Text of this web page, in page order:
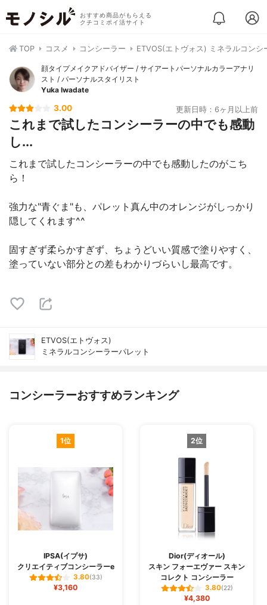
おすすめ商品がもらえる
クチコミポイ活サイト
TOP コスメ コンシーラー ETVOS(エトヴォス) ミネラルコンシ
顔タイプメイクアドバイザー / サイアートパーソナルカラーアナリ
スト / パーソナルスタイリスト
Yuka Iwadate
3.00 更新日時：6ヶ月以上前
これまで試したコンシーラーの中でも感動
し...
これまで試したコンシーラーの中でも感動したのがこち
ら！
強力な"青ぐま"も、パレット真ん中のオレンジがしっかり
隠してくれます^^
固すぎず柔らかすぎず、ちょうどいい質感で塗りやすく、
塗っていない部分との差もわかりづらいし最高です。
ETVOS(エトヴォス)
ミネラルコンシーラーパレット
コンシーラーおすすめランキング
1位
IPSA(イプサ)
クリエイティブコンシーラーe
3.80(33)
¥3,160
2位
Dior(ディオール)
スキン フォーエヴァー スキン
コレクト コンシーラー
3.80(22)
¥4,380